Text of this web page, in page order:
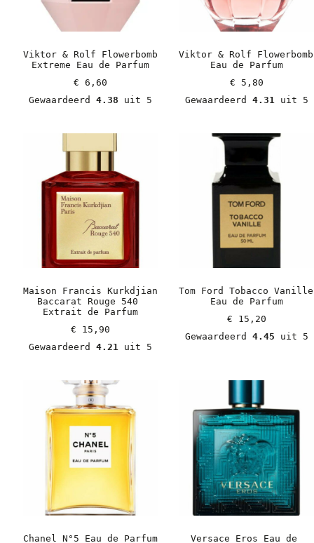
Viktor & Rolf Flowerbomb
Extreme Eau de Parfum
€ 6,60
Gewaardeerd 4.38 uit 5
Viktor & Rolf Flowerbomb
Eau de Parfum
€ 5,80
Gewaardeerd 4.31 uit 5
Maison Francis Kurkdjian
Baccarat Rouge 540
Extrait de Parfum
€ 15,90
Gewaardeerd 4.21 uit 5
Tom Ford Tobacco Vanille
Eau de Parfum
€ 15,20
Gewaardeerd 4.45 uit 5
Chanel N°5 Eau de Parfum Versace Eros Eau de